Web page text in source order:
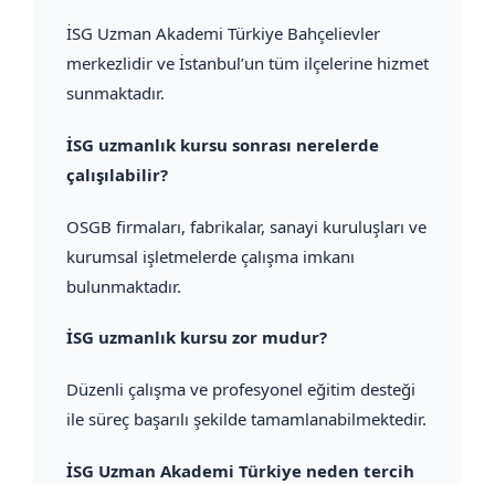
İSG Uzman Akademi Türkiye Bahçelievler
merkezlidir ve İstanbul’un tüm ilçelerine hizmet
sunmaktadır.
İSG uzmanlık kursu sonrası nerelerde
çalışılabilir?
OSGB firmaları, fabrikalar, sanayi kuruluşları ve
kurumsal işletmelerde çalışma imkanı
bulunmaktadır.
İSG uzmanlık kursu zor mudur?
Düzenli çalışma ve profesyonel eğitim desteği
ile süreç başarılı şekilde tamamlanabilmektedir.
İSG Uzman Akademi Türkiye neden tercih